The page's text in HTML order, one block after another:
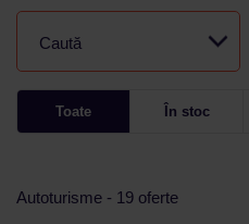
Caută
Toate În stoc
Autoturisme - 19 oferte